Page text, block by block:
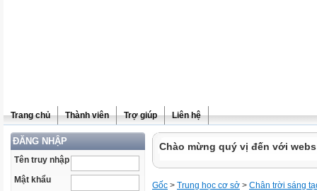
Trang chủ Thành viên Trợ giúp Liên hệ
ĐĂNG NHẬP
Tên truy nhập
Mật khẩu
Chào mừng quý vị đến với
Gốc > Trung học cơ sở > Chân trời sáng